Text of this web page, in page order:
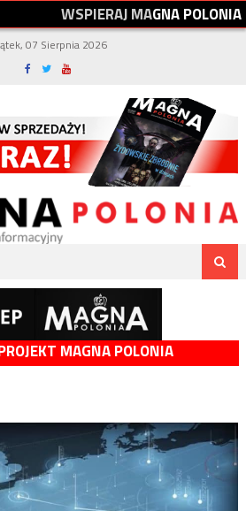
WSPIERAJMAGNAPOLONIA
07 Sierpnia 2026
MAGNA POLONIA